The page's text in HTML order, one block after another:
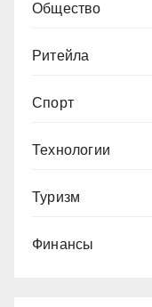
Общество
Ритейла
Спорт
Технологии
Туризм
Финансы